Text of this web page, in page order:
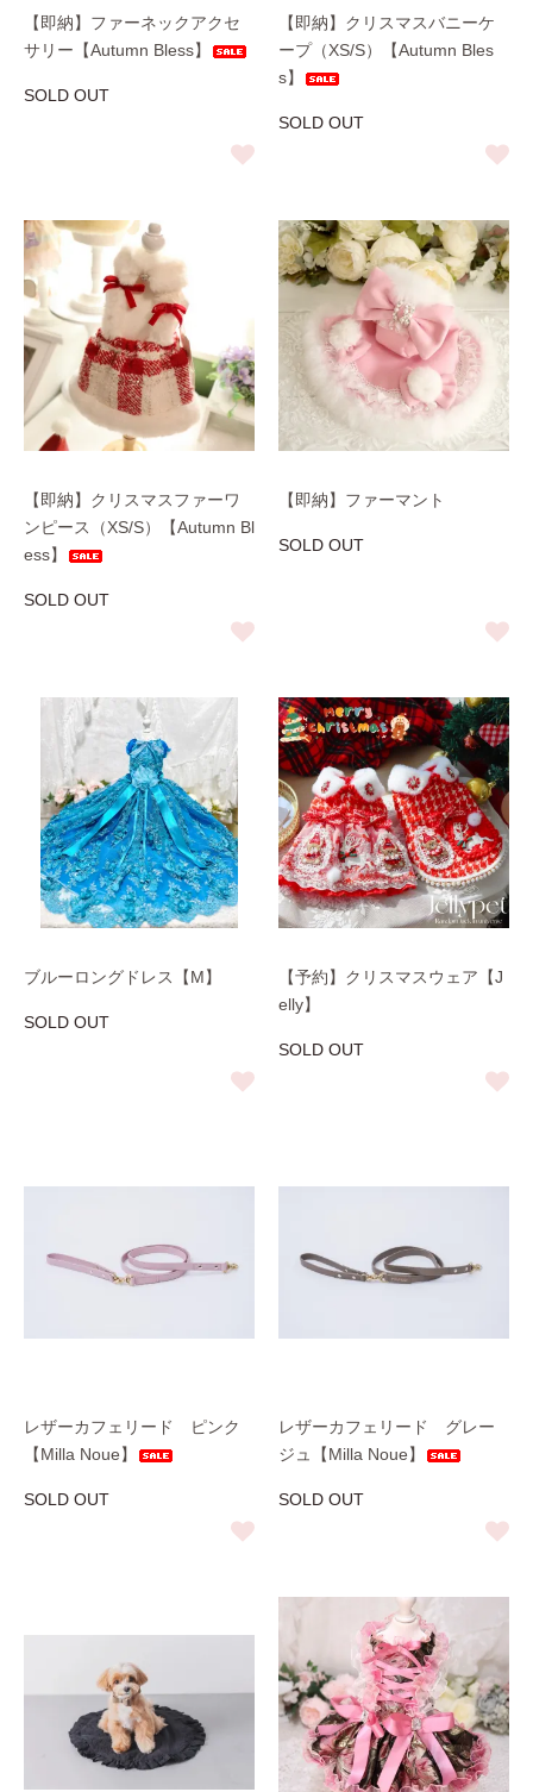
【即納】ファーネックアクセ
サリー【Autumn Bless】
SOLD OUT
【即納】クリスマスバニーケ
ープ（XS/S）【Autumn Bles
s】
SOLD OUT
【即納】クリスマスファーワ
ンピース（XS/S）【Autumn Bl
ess】
SOLD OUT
【即納】ファーマント
SOLD OUT
ブルーロングドレス【M】
SOLD OUT
【予約】クリスマスウェア【J
elly】
SOLD OUT
レザーカフェリード ピンク
【Milla Noue】
SOLD OUT
レザーカフェリード グレー
ジュ【Milla Noue】
SOLD OUT